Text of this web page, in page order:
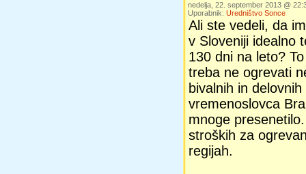
nedelja, 22. september 2013 @
Uporabnik: Uredništvo Sonce
Ali ste vedeli, da
v Sloveniji idealno
130 dni na leto?
treba ne ogrevati
bivalnih in
vremenoslovca
mnoge
stroških za
regijah.